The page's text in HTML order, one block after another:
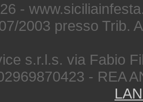
-
2003 presso Trib.
s.r.l.s. via Fabio
- REA